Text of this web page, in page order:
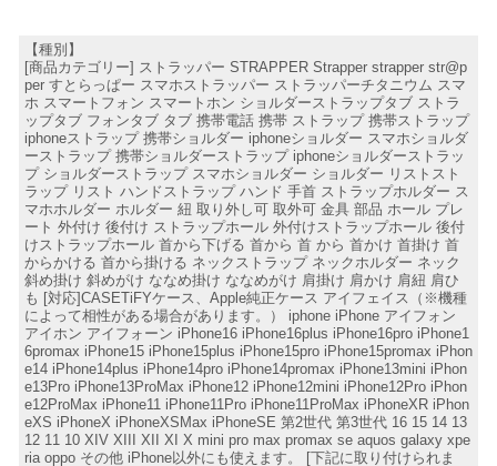
【種別】
[商品カテゴリー] ストラッパー STRAPPER Strapper strapper str@p
per すとらっぱー スマホストラッパー ストラッパーチタニウム スマ
ホ スマートフォン スマートホン ショルダーストラップタブ ストラ
ップタブ フォンタブ タブ 携帯電話 携帯 ストラップ 携帯ストラップ
iphoneストラップ 携帯ショルダー iphoneショルダー スマホショルダ
ーストラップ 携帯ショルダーストラップ iphoneショルダーストラッ
プ ショルダーストラップ スマホショルダー ショルダー リストスト
ラップ リスト ハンドストラップ ハンド 手首 ストラップホルダー ス
マホホルダー ホルダー 紐 取り外し可 取外可 金具 部品 ホール プレ
ート 外付け 後付け ストラップホール 外付けストラップホール 後付
けストラップホール 首から下げる 首から 首 から 首かけ 首掛け 首
からかける 首から掛ける ネックストラップ ネックホルダー ネック
斜め掛け 斜めがけ ななめ掛け ななめがけ 肩掛け 肩かけ 肩紐 肩ひ
も [対応]CASETiFYケース、Apple純正ケース アイフェイス（※機種
によって相性がある場合があります。） iphone iPhone アイフォン
アイホン アイフォーン iPhone16 iPhone16plus iPhone16pro iPhone1
6promax iPhone15 iPhone15plus iPhone15pro iPhone15promax iPhon
e14 iPhone14plus iPhone14pro iPhone14promax iPhone13mini iPhon
e13Pro iPhone13ProMax iPhone12 iPhone12mini iPhone12Pro iPhon
e12ProMax iPhone11 iPhone11Pro iPhone11ProMax iPhoneXR iPhon
eXS iPhoneX iPhoneXSMax iPhoneSE 第2世代 第3世代 16 15 14 13
12 11 10 XIV XIII XII XI X mini pro max promax se aquos galaxy xpe
ria oppo その他 iPhone以外にも使えます。 [下記に取り付けられま